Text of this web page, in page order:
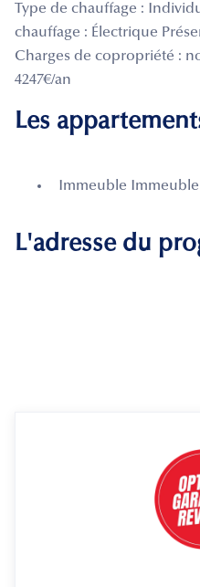
Type de chauffage :
chauffage : Électrique
Charges de copropriété :
4247€/an
Les
Immeuble Immeuble
L'adresse du